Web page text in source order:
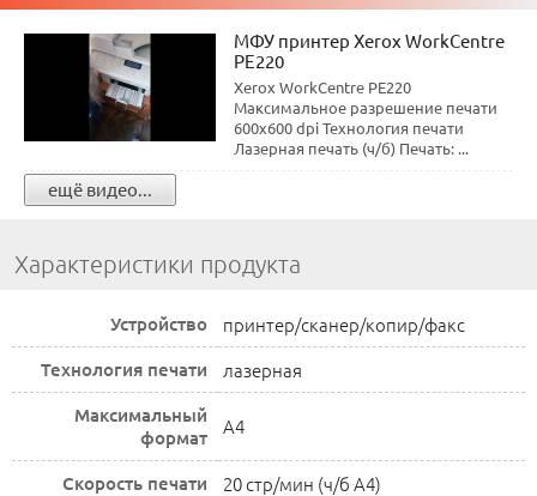
МФУ принтер Xerox WorkCentre
PE220
Xerox WorkCentre PE220
Максимальное разрешение печати
600x600 dpi Технология печати
Лазерная печать (ч/б) Печать: ...
ещё видео...
Характеристики продукта
Устройство принтер/сканер/копир/факс
Технология печати лазерная
Максимальный
формат
A4
Скорость печати 20 стр/мин (ч/б А4)